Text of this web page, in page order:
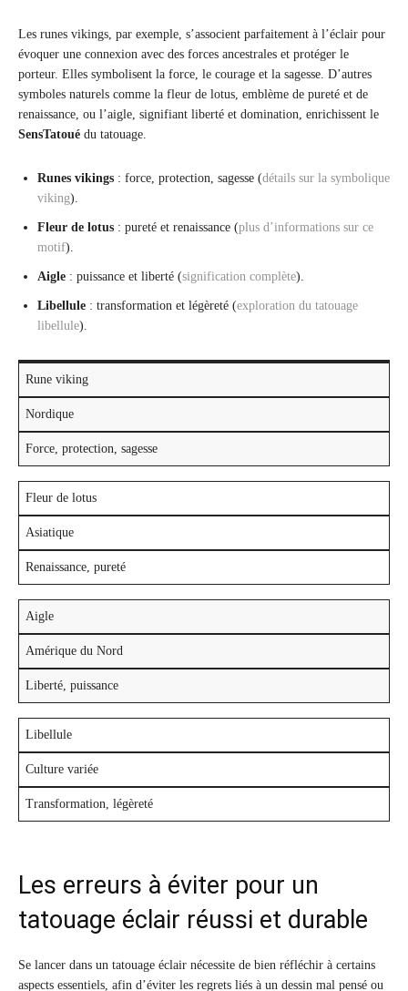
Les runes vikings, par exemple, s’associent parfaitement à l’éclair pour
évoquer une connexion avec des forces ancestrales et protéger le
porteur. Elles symbolisent la force, le courage et la sagesse. D’autres
symboles naturels comme la fleur de lotus, emblème de pureté et de
renaissance, ou l’aigle, signifiant liberté et domination, enrichissent le
SensTatoué du tatouage.
Runes vikings : force, protection, sagesse (détails sur la symbolique
viking).
Fleur de lotus : pureté et renaissance (plus d’informations sur ce
motif).
Aigle : puissance et liberté (signification complète).
Libellule : transformation et légèreté (exploration du tatouage
libellule).
Rune viking
Nordique
Force, protection, sagesse
Fleur de lotus
Asiatique
Renaissance, pureté
Aigle
Amérique du Nord
Liberté, puissance
Libellule
Culture variée
Transformation, légèreté
Les erreurs à éviter pour un
tatouage éclair réussi et durable
Se lancer dans un tatouage éclair nécessite de bien réfléchir à certains
aspects essentiels, afin d’éviter les regrets liés à un dessin mal pensé ou